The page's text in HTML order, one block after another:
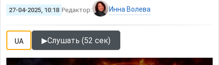
27-04-2025, 10:18 Редактор: Инна Волева
UA ▶Слушать (52 сек)